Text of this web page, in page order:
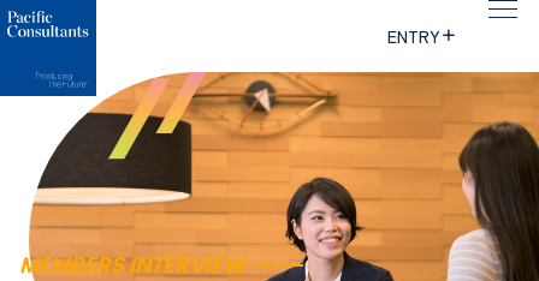
本文へ移動
サイトメニューへ移動
ENTRY
MEMBERS INTERVIEW